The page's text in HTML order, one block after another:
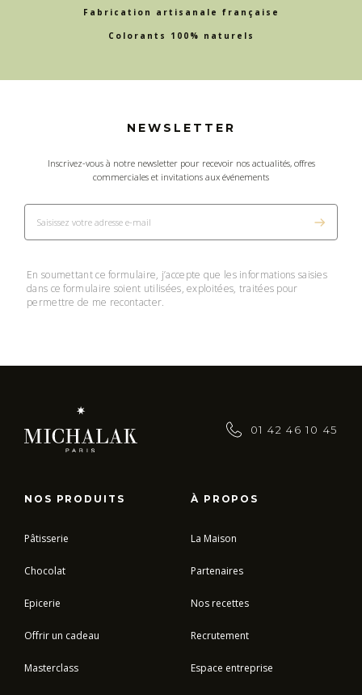
Fabrication artisanale française
Colorants 100% naturels
NEWSLETTER
Inscrivez-vous à notre newsletter pour recevoir nos actualités, offres
commerciales et invitations aux événements
En soumettant ce formulaire, j’accepte que les informations saisies
dans ce formulaire soient utilisées, exploitées, traitées pour
permettre de me recontacter.
01 42 46 10 45
NOS PRODUITS
Pâtisserie
Chocolat
Epicerie
Offrir un cadeau
Masterclass
À PROPOS
La Maison
Partenaires
Nos recettes
Recrutement
Espace entreprise